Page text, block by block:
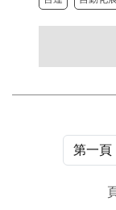
降低至少
第一頁